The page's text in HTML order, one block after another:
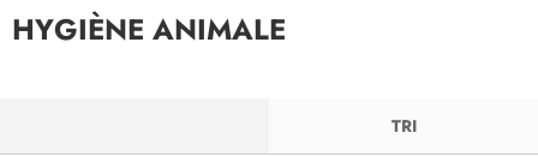
HYGIÈNE ANIMALE
TRI